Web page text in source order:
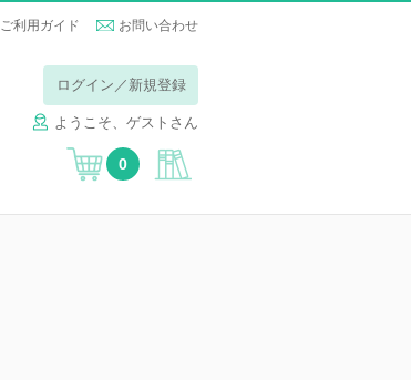
ご利用ガイド お問い合わせ
ログイン／新規登録
ようこそ、ゲストさん
0